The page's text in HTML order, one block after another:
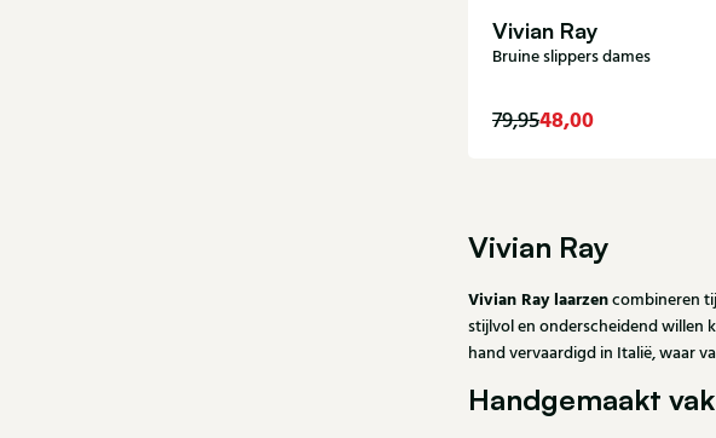
Vivian Ray
Bruine slippers dames
79,9548,00
Vivian Ray
Vivian Ray laarzencombineren
stijlvol en onderscheidend willen
hand vervaardigd in Italië, waar
Handgemaakt